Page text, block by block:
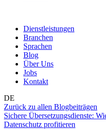
Dienstleistungen
Branchen
Sprachen
Blog
Über Uns
Jobs
Kontakt
DE
Zurück zu allen Blogbeiträgen
Sichere Übersetzungsdienste:
Datenschutz profitieren